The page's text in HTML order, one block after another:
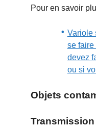
Pour en savoir
Variole
se faire
devez
ou si
Objets